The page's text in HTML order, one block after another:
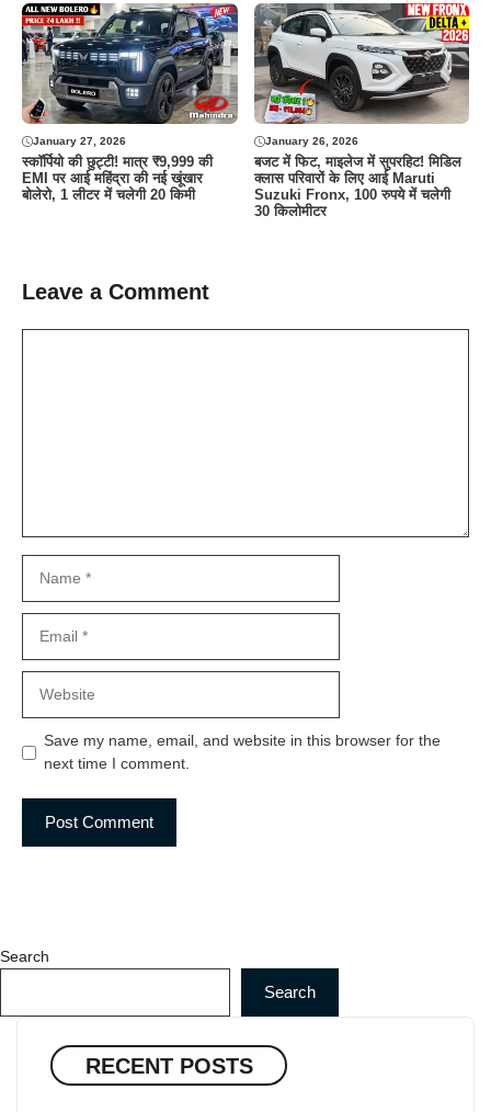
January 27, 2026
स्कॉर्पियो की छुट्टी! मात्र ₹9,999 की
EMI पर आई महिंद्रा की नई खूंखार
बोलेरो, 1 लीटर में चलेगी 20 किमी
January 26, 2026
बजट में फिट, माइलेज में सुपरहिट! मिडिल
क्लास परिवारों के लिए आई Maruti
Suzuki Fronx, 100 रुपये में चलेगी
30 किलोमीटर
Leave a Comment
Save my name, email, and website in this browser for the
next time I comment.
Search
Search
RECENT POSTS